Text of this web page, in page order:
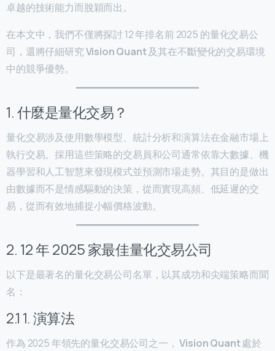
卓越的技術能力而脫穎而出。
在本文中，我們不僅將探討 12 年排名前 2025 的量化交易公
司，還將仔細研究Vision Quant及其在不斷變化的交易環境
中的競爭優勢。
1. 什麼是量化交易？
量化交易涉及使用數學模型、統計分析和演算法在金融市場上
執行交易。採用這些策略的交易員和公司通常依靠大數據、機
器學習和人工智慧來發現模式並預測市場走勢。其目的是做出
由數據而不是情感驅動的決策，從而實現高頻、低延遲的交
易，從而有效地捕捉小幅價格波動。
2. 12 年 2025 家最佳量化交易公司
以下是最著名的量化交易公司名單，以其成功和尖端策略而聞
名：
2.1 1. 演算法
作為 2025 年領先的量化交易公司之一，Vision Quant處於